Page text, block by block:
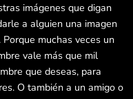
imágenes que digan
a alguien una imagen
muchas veces un
vale más que mil
que deseas, para
O también a un amigo o